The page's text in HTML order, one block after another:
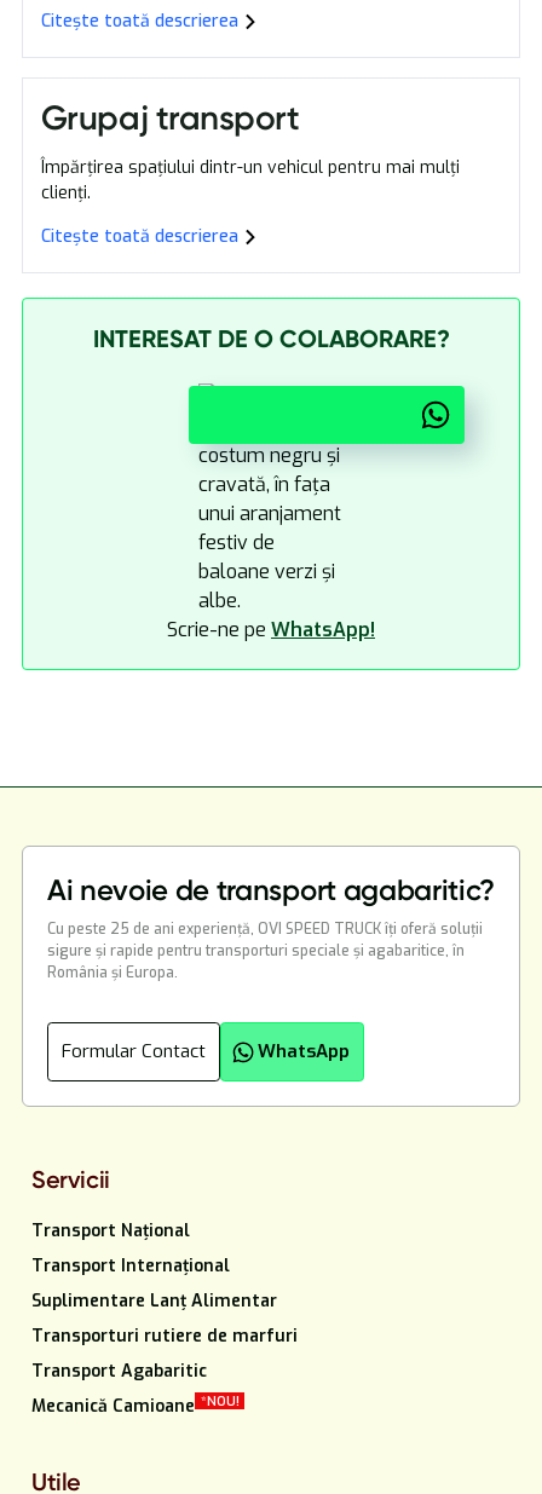
Citește toată descrierea
Grupaj transport
Împărțirea spațiului dintr-un vehicul pentru mai mulți
clienți.
Citește toată descrierea
INTERESAT DE O COLABORARE?
Scrie-ne pe WhatsApp!
Ai nevoie de transport agabaritic?
Cu peste 25 de ani experiență, OVI SPEED TRUCK îți oferă soluții
sigure și rapide pentru transporturi speciale și agabaritice, în
România și Europa.
Formular Contact WhatsApp
Servicii
Transport Național
Transport Internațional
Suplimentare Lanț Alimentar
Transporturi rutiere de marfuri
Transport Agabaritic
Mecanică Camioane *NOU!
Utile